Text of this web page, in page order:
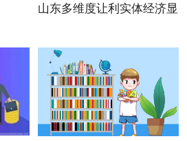
山东多维度让利实体经济显